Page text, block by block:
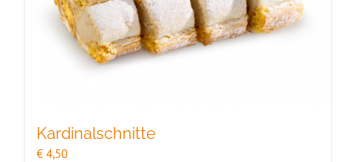
Kardinalschnitte
€ 4,50